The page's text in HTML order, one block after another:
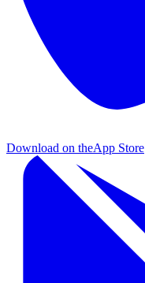
Download on theApp Store